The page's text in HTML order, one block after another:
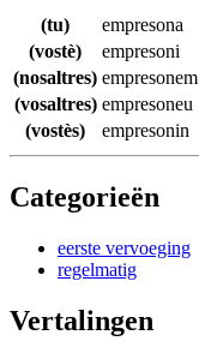
(tu)
empresona
(vostè)
empresoni
(nosaltres) empresonem
(vosaltres) empresoneu
(vostès)
empresonin
Categorieën
eerste vervoeging
regelmatig
Vertalingen